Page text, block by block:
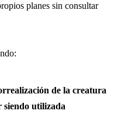
planes sin consultar
de la creatura
siendo utilizada